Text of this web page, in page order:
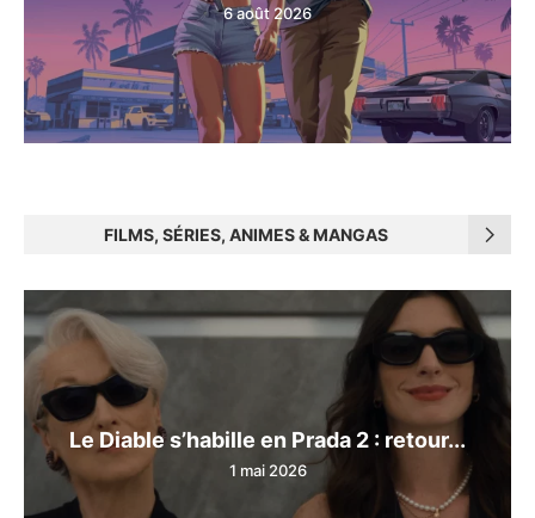
6 août 2026
FILMS, SÉRIES, ANIMES & MANGAS
Le Diable s’habille en Prada 2 : retour...
1 mai 2026